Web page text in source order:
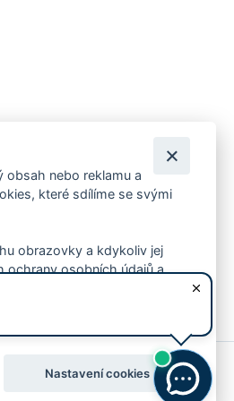
sportovní akce?
obsah nebo reklamu a
které sdílíme se svými
obrazovky a kdykoliv jej
ochrany osobních údajů a
Nastavení cookies